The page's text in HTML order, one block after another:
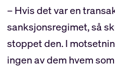
– Hvis det var en
sanksjonsregimet, så
stoppet den. I
ingen av dem hvem